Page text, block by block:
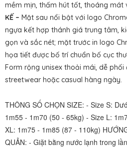
mềm mịn, thấm hút tốt, thoáng mát
KẾ – Mặt sau nổi bật với logo
ngựa kết hợp thánh giá trung tâm,
gọn và sắc nét; mặt trước in logo
họa tiết được bố trí chuẩn bố cục
Form rộng unisex thoải mái, dễ
streetwear hoặc casual hàng ngày.
THÔNG SỐ CHỌN SIZE: - Size S:
1m55 - 1m70 (50 - 65kg) - Size L:
XL: 1m75 - 1m85 (87 - 110kg)
QUẢN: - Giặt bằng nước lạnh trong